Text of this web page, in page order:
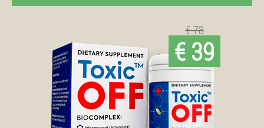
€ 78
€ 39